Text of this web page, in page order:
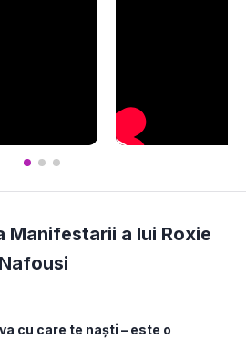
Manifestarii a lui Roxie
cu care te naști – este o